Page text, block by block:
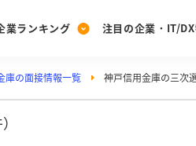
[27卒] 本選考体験記
業ランキング 注目の企業・IT/
庫の面接情報一覧 神戸信用金庫の三次